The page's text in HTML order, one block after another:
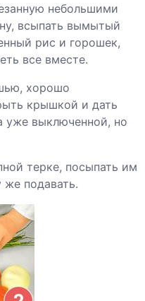
небольшими
всыпать вымытый
рис и горошек,
все вместе.
хорошо
крышкой и дать
уже выключенной, но
терке, посыпать им
подавать.